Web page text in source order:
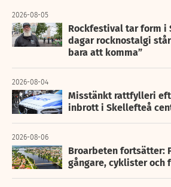
2026-08-05
Rockfestival tar form i
dagar rocknostalgi
bara att komma”
2026-08-04
Misstänkt rattfylleri
inbrott i Skellefteå
2026-08-06
Broarbeten fortsätter:
gångare, cyklister och